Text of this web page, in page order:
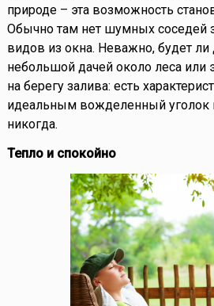
природе – эта возможность
Обычно там нет шумных соседей
видов из окна. Неважно, будет
небольшой дачей около леса или
на берегу залива: есть
идеальным вожделенный уголок
никогда.
Тепло и спокойно